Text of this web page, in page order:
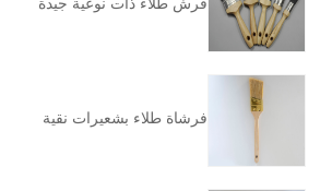
فرش طلاء ذات نوعية جيدة
فرشاة طلاء بشعيرات نقية